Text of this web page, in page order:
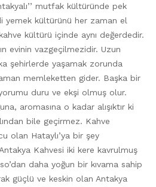
mutfak kültüründe pek
yemek kültürünü her zaman el
kültürü içinde aynı değerdedir.
evinin vazgeçilmezidir. Uzun
şehirlerde yaşamak zorunda
memleketten gider. Başka bir
duru ve ekşi olmuş olur.
aromasına o kadar alışıktır ki
bile geçirmez. Kahve
olan Hataylı’ya bir şey
Kahvesi iki kere kavrulmuş
daha yoğun bir kıvama sahip
güçlü ve keskin olan Antakya